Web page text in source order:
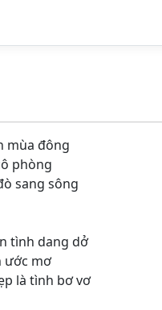
mùa đông
phòng
sang sông
tình dang dở
ước mơ
là tình bơ vơ